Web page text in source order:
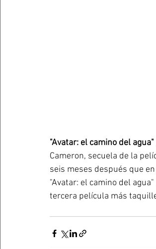
"Avatar: el camino del agua"
Cameron, secuela de la
seis meses después que
"Avatar: el camino del
tercera película más